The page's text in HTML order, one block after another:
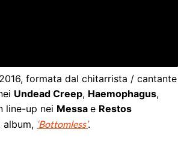
formata dal chitarrista / cantante
Undead Creep, Haemophagus,
line-up nei Messa e Restos
album, ‘Bottomless’.